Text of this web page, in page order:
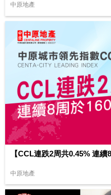
中原地產
【CCL連跌2周共0.45% 連續
中原地產